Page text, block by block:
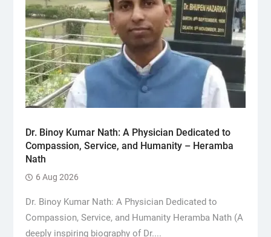
Dr. Binoy Kumar Nath: A Physician Dedicated to
Compassion, Service, and Humanity – Heramba
Nath
6 Aug 2026
Dr. Binoy Kumar Nath: A Physician Dedicated to
Compassion, Service, and Humanity Heramba Nath (A
deeply inspiring biography of Dr....